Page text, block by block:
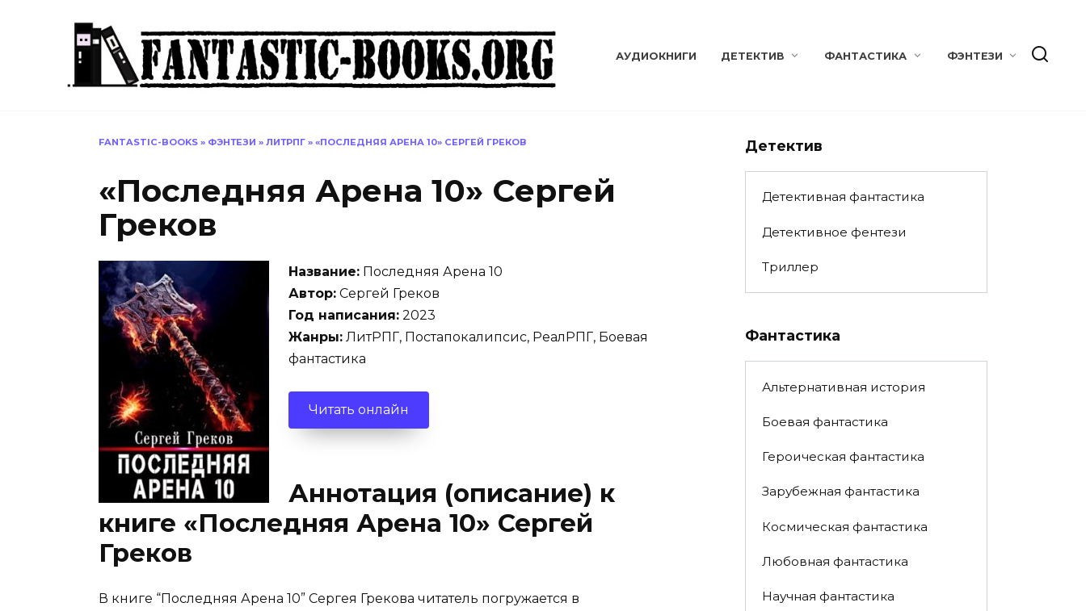
содержанию
АУДИОКНИГИ ДЕТЕКТИВ ФАНТАСТИКА ФЭНТЕЗИ
FANTASTIC-BOOKS » ФЭНТЕЗИ » ЛИТРПГ » «ПОСЛЕДНЯЯ АРЕНА 10» СЕРГЕЙ ГРЕКОВ
«Последняя Арена 10» Сергей
Греков
Название: Последняя Арена 10
Автор: Сергей Греков
Год написания: 2023
Жанры: ЛитРПГ, Постапокалипсис, РеалРПГ, Боевая
фантастика
Читать онлайн
Аннотация (описание) к
книге «Последняя Арена 10» Сергей
Греков
В книге “Последняя Арена 10” Сергея Грекова читатель погружается в
Детектив
Детективная фантастика
Детективное фентези
Триллер
Фантастика
Альтернативная история
Боевая фантастика
Героическая фантастика
Зарубежная фантастика
Космическая фантастика
Любовная фантастика
Научная фантастика